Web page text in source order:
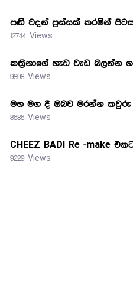
පඬි වදන් පුස්සක් කරමින්
12744 Views
කත්‍රිනාගේ හැඩ වැඩ බලන්න
9898 Views
මහ මග දී ඔබව මරන්න
8686 Views
CHEEZ BADI Re -make
9229 Views